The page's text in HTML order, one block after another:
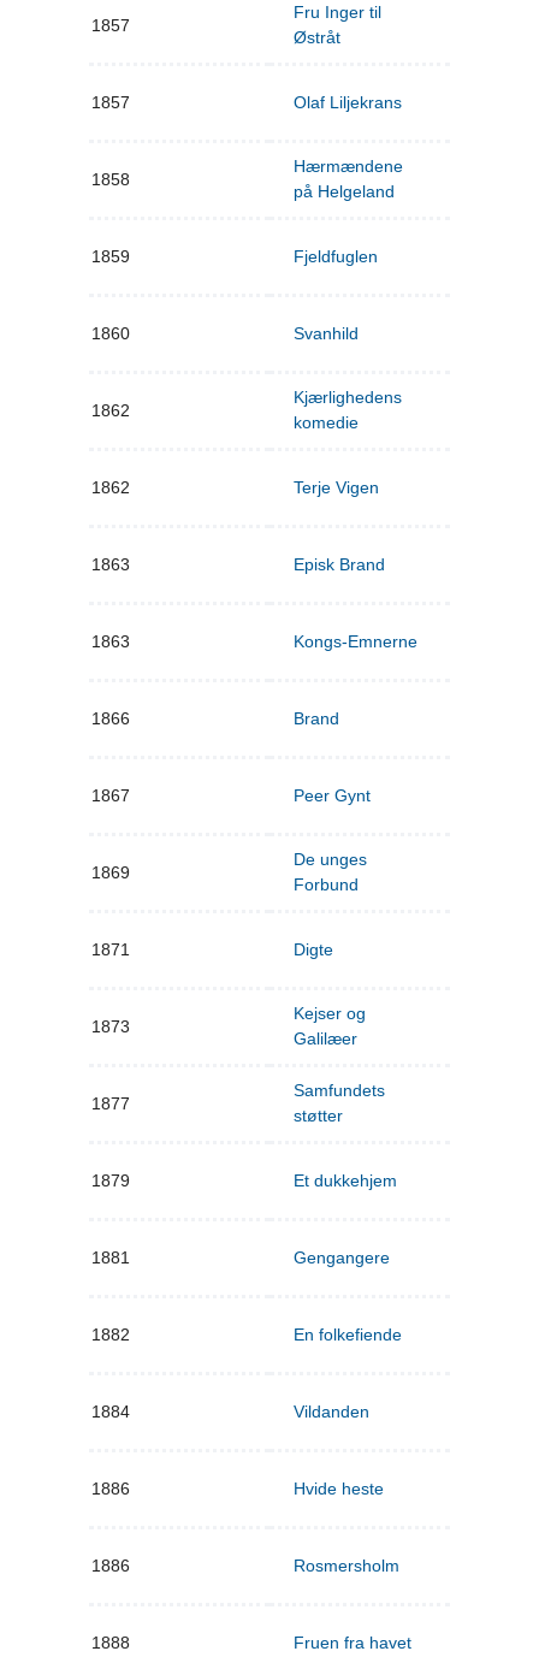
1857
Fru Inger til
Østråt
1857 Olaf Liljekrans
1858
Hærmændene
på Helgeland
1859 Fjeldfuglen
1860 Svanhild
1862
Kjærlighedens
komedie
1862 Terje Vigen
1863 Episk Brand
1863 Kongs-Emnerne
1866 Brand
1867 Peer Gynt
1869
De unges
Forbund
1871 Digte
1873
Kejser og
Galilæer
1877
Samfundets
støtter
1879 Et dukkehjem
1881 Gengangere
1882 En folkefiende
1884 Vildanden
1886 Hvide heste
1886 Rosmersholm
1888 Fruen fra havet